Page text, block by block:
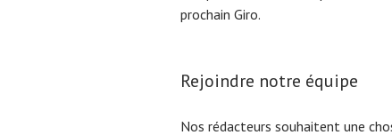
prochain Giro.
Rejoindre notre équipe
Nos rédacteurs souhaitent une